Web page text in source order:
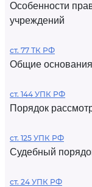
Особенности
учреждений
ст. 77 ТК РФ
Общие основания
ст. 144 УПК РФ
Порядок
ст. 125 УПК РФ
Судебный
ст. 24 УПК РФ